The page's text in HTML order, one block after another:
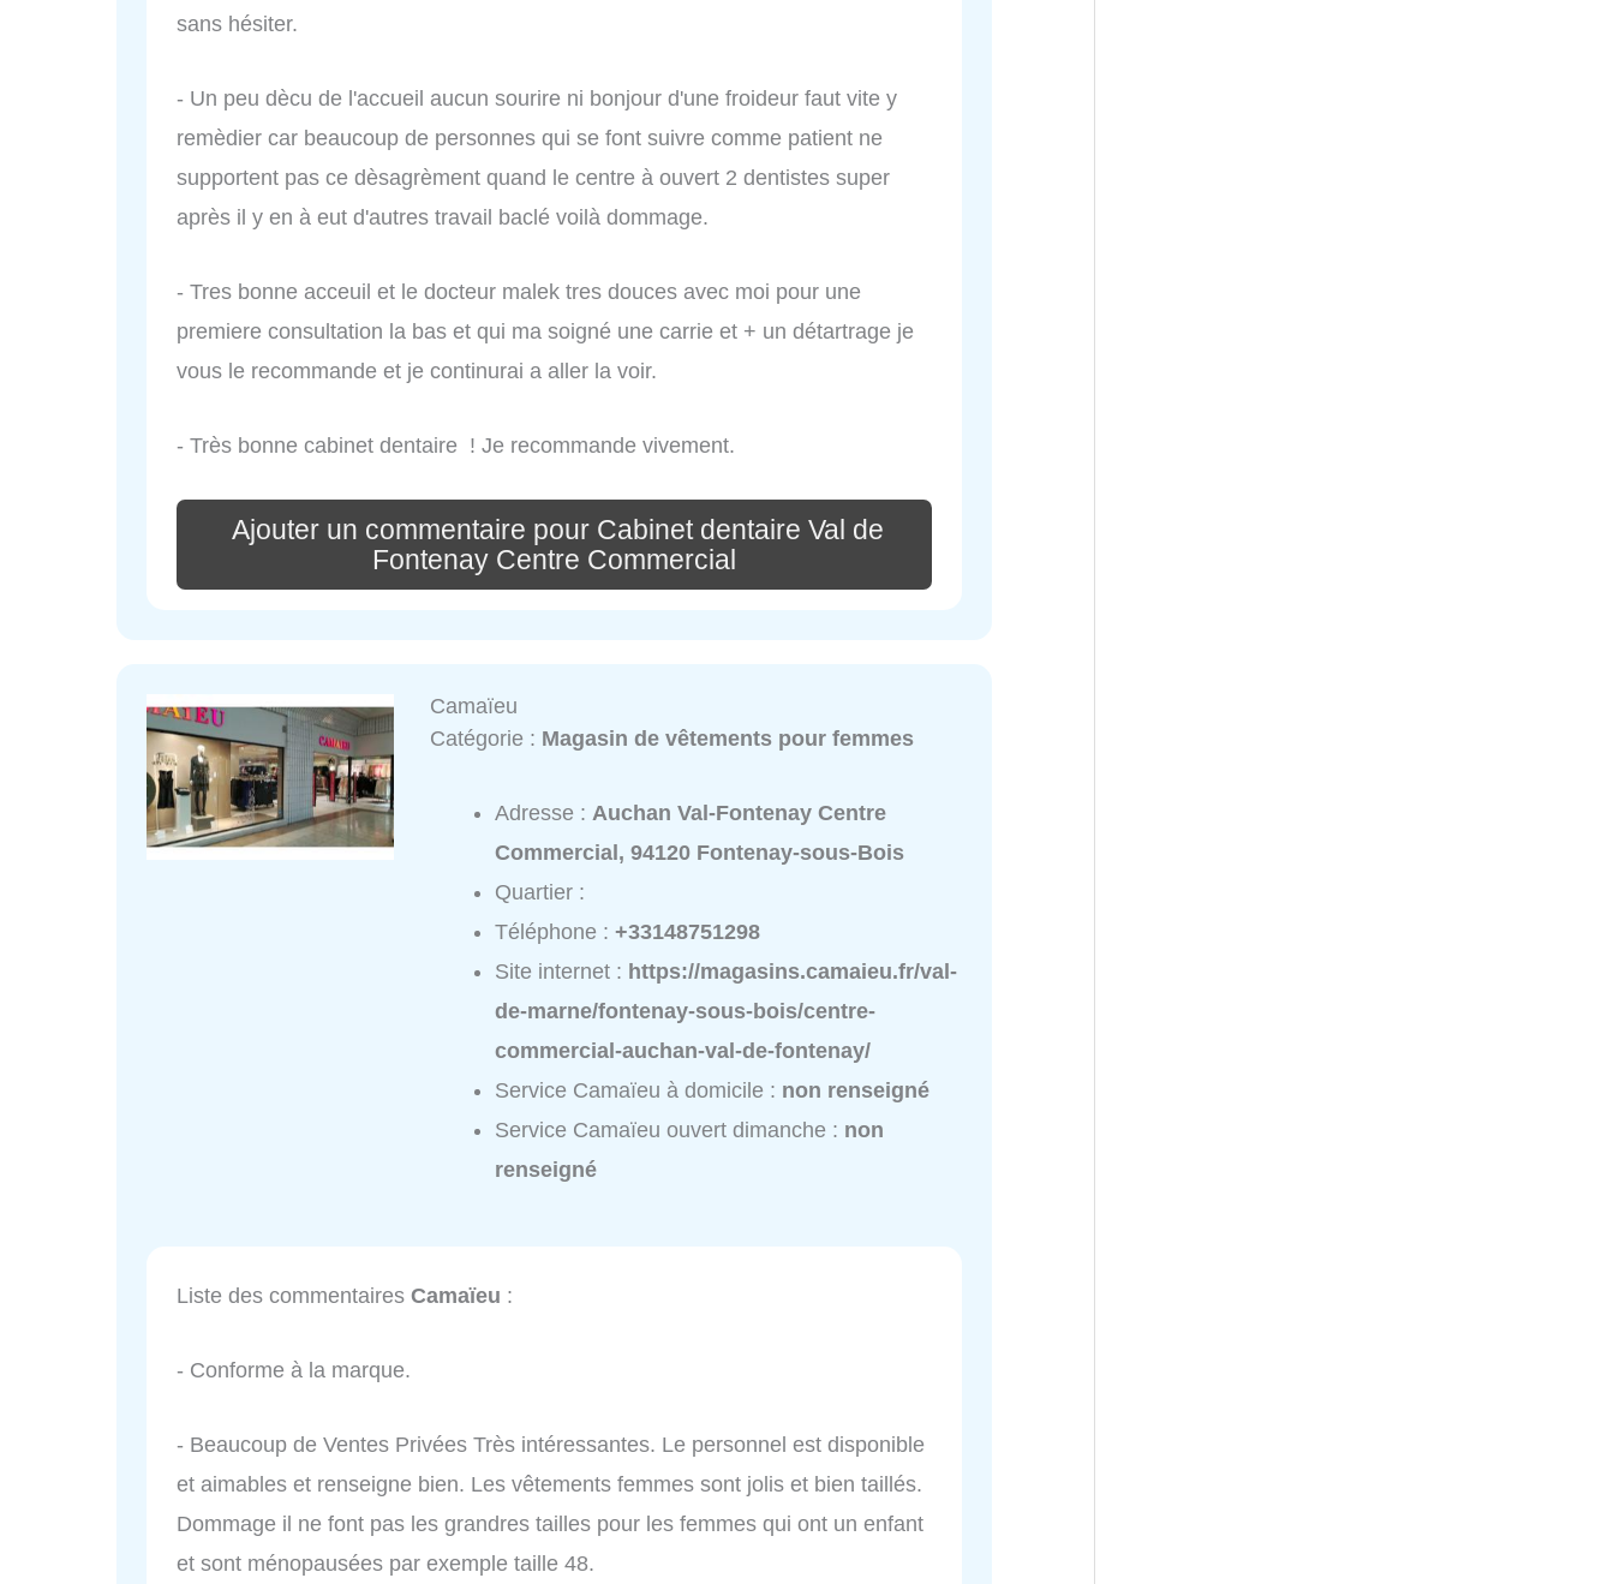
sans hésiter.
- Un peu dècu de l'accueil aucun sourire ni bonjour d'une froideur faut vite y
remèdier car beaucoup de personnes qui se font suivre comme patient ne
supportent pas ce dèsagrèment quand le centre à ouvert 2 dentistes super
après il y en à eut d'autres travail baclé voilà dommage.
- Tres bonne acceuil et le docteur malek tres douces avec moi pour une
premiere consultation la bas et qui ma soigné une carrie et + un détartrage je
vous le recommande et je continurai a aller la voir.
- Très bonne cabinet dentaire ! Je recommande vivement.
Ajouter un commentaire pour Cabinet dentaire Val de
Fontenay Centre Commercial
Camaïeu
Catégorie : Magasin de vêtements pour femmes
Adresse :Auchan Val-Fontenay Centre
Commercial, 94120 Fontenay-sous-Bois
Quartier :
Téléphone :+33148751298
Site internet : https://magasins.camaieu.fr/val-
de-marne/fontenay-sous-bois/centre-
commercial-auchan-val-de-fontenay/
Service Camaïeu à domicile : non renseigné
Service Camaïeu ouvert dimanche : non
renseigné
Liste des commentaires Camaïeu :
- Conforme à la marque.
- Beaucoup de Ventes Privées Très intéressantes. Le personnel est disponible
et aimables et renseigne bien. Les vêtements femmes sont jolis et bien taillés.
Dommage il ne font pas les grandres tailles pour les femmes qui ont un enfant
et sont ménopausées par exemple taille 48.